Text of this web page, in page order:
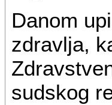
Danom
zdravlja,
sudskog